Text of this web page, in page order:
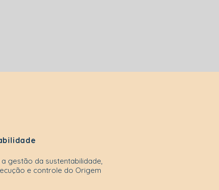
gestão da sustentabilidade,
e controle do Origem